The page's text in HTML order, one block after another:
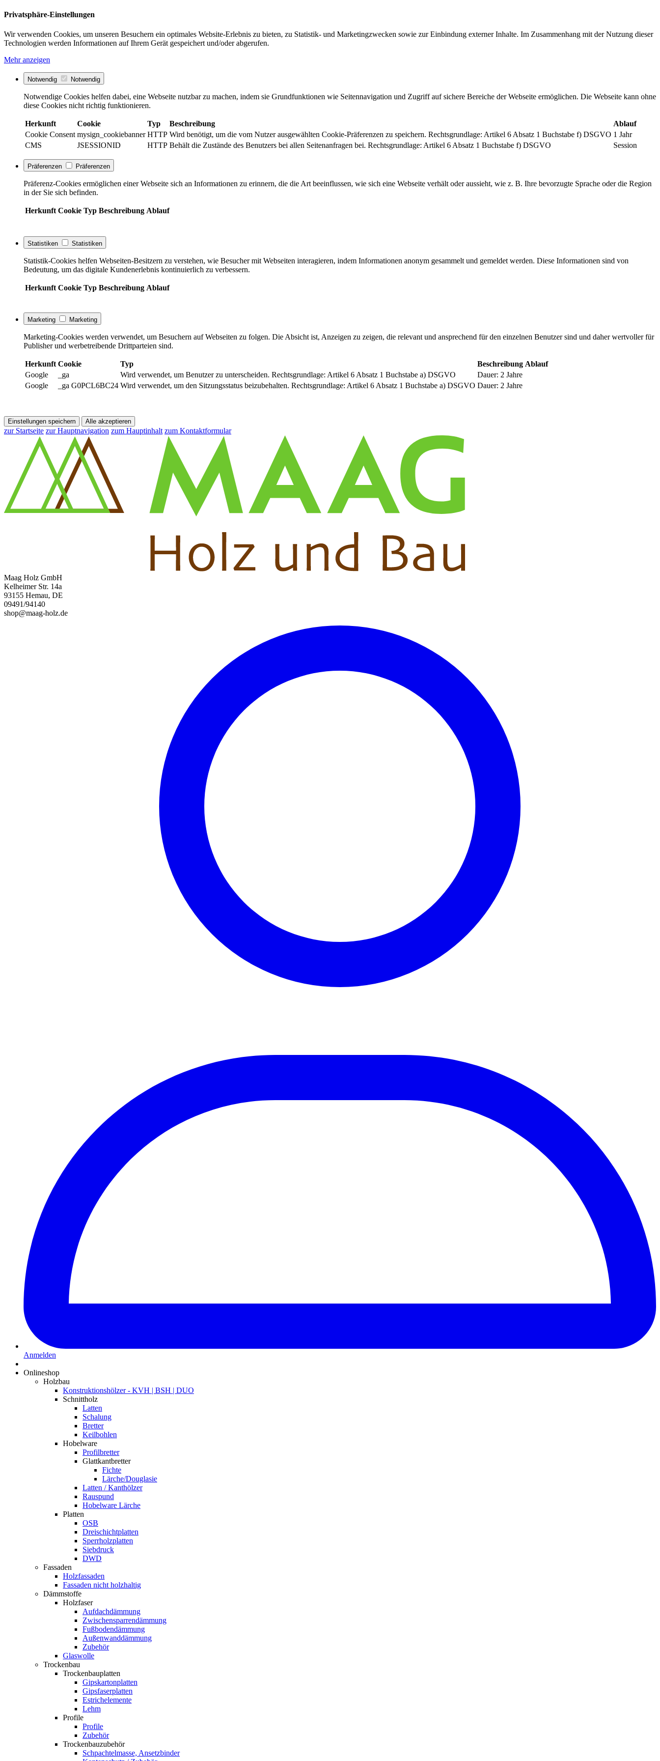
Privatsphäre-Einstellungen
Wir verwenden Cookies, um unseren Besuchern ein optimales Website-Erlebnis zu bieten, zu Statistik- und Marketingzwecken sowie zur Einbindung externer Inhalte. Im Zusammenhang mit der Nutzung dieser
Technologien werden Informationen auf Ihrem Gerät gespeichert und/oder abgerufen.
Mehr anzeigen
Notwendig Notwendig
Notwendige Cookies helfen dabei, eine Webseite nutzbar zu machen, indem sie Grundfunktionen wie Seitennavigation und Zugriff auf sichere Bereiche der Webseite ermöglichen. Die Webseite kann ohne
diese Cookies nicht richtig funktionieren.
Herkunft Cookie Typ Beschreibung
Ablauf
Cookie Consent mysign_cookiebanner HTTP Wird benötigt, um die vom Nutzer ausgewählten Cookie-Präferenzen zu speichern. Rechtsgrundlage: Artikel 6 Absatz 1 Buchstabe f) DSGVO 1 Jahr
CMS
JSESSIONID HTTP Behält die Zustände des Benutzers bei allen Seitenanfragen bei. Rechtsgrundlage: Artikel 6 Absatz 1 Buchstabe f) DSGVO Session
Präferenzen Präferenzen
Präferenz-Cookies ermöglichen einer Webseite sich an Informationen zu erinnern, die die Art beeinflussen, wie sich eine Webseite verhält oder aussieht, wie z. B. Ihre bevorzugte Sprache oder die Region
in der Sie sich befinden.
Herkunft Cookie Typ Beschreibung Ablauf
Statistiken Statistiken
Statistik-Cookies helfen Webseiten-Besitzern zu verstehen, wie Besucher mit Webseiten interagieren, indem Informationen anonym gesammelt und gemeldet werden. Diese Informationen sind von
Bedeutung, um das digitale Kundenerlebnis kontinuierlich zu verbessern.
Herkunft Cookie Typ Beschreibung Ablauf
Marketing Marketing
Marketing-Cookies werden verwendet, um Besuchern auf Webseiten zu folgen. Die Absicht ist, Anzeigen zu zeigen, die relevant und ansprechend für den einzelnen Benutzer sind und daher wertvoller für
Publisher und werbetreibende Drittparteien sind.
Herkunft Cookie Typ Beschreibung Ablauf
Google
_ga Wird verwendet, um Benutzer zu unterscheiden. Rechtsgrundlage: Artikel 6 Absatz 1 Buchstabe a) DSGVO
Dauer: 2 Jahre
Google
_ga G0PCL6BC24 Wird verwendet, um den Sitzungsstatus beizubehalten. Rechtsgrundlage: Artikel 6 Absatz 1 Buchstabe a) DSGVO Dauer: 2 Jahre
Einstellungen speichern Alle akzeptieren
zur Startseite zur Hauptnavigation zum Hauptinhalt zum Kontaktformular
Maag Holz GmbH
Kelheimer Str. 14a
93155 Hemau, DE
09491/94140
shop@maag-holz.de
Anmelden
Onlineshop
Holzbau
Konstruktionshölzer - KVH | BSH | DUO
Schnittholz
Latten
Schalung
Bretter
Keilbohlen
Hobelware
Profilbretter
Glattkantbretter
Fichte
Lärche/Douglasie
Latten / Kanthölzer
Rauspund
Hobelware Lärche
Platten
OSB
Dreischichtplatten
Sperrholzplatten
Siebdruck
DWD
Fassaden
Holzfassaden
Fassaden nicht holzhaltig
Dämmstoffe
Holzfaser
Aufdachdämmung
Zwischensparrendämmung
Fußbodendämmung
Außenwanddämmung
Zubehör
Glaswolle
Trockenbau
Trockenbauplatten
Gipskartonplatten
Gipsfaserplatten
Estrichelemente
Lehm
Profile
Profile
Zubehör
Trockenbauzubehör
Schpachtelmasse, Ansetzbinder